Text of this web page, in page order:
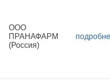
ООО
ПРАНАФАРМ
(Россия)